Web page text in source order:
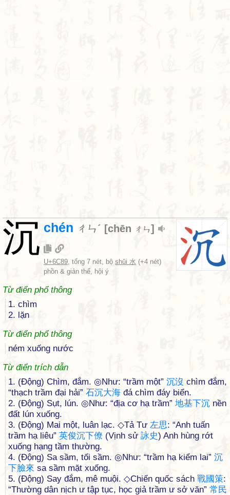
沉 chén ㄔㄣˊ [chēn ㄔㄣ]
U+6C89, tổng 7 nét, bộ shǔi 水 (+4 nét)
phồn & giản thể, hội ý
Từ điển phổ thông
1. chìm
2. lặn
Từ điển phổ thông
ném xuống nước
Từ điển trích dẫn
1. (Động) Chìm, đắm. ◎Như: “trầm một” 沉沒 chìm đắm,
“thạch trầm đại hải” 石沉大海 đá chìm đáy biển.
2. (Động) Sụt, lún. ◎Như: “địa cơ hạ trầm” 地基下沉 nền
đất lún xuống.
3. (Động) Mai một, luân lạc. ◇Tả Tư 左思: “Anh tuấn
trầm hạ liêu” 英俊沉下僚 (Vịnh sử 詠史) Anh hùng rớt
xuống hạng tầm thường.
4. (Động) Sa sầm, tối sầm. ◎Như: “trầm hạ kiểm lai” 沉
下臉來 sa sầm mặt xuống.
5. (Động) Say đắm, mê muội. ◇Chiến quốc sách 戰國策:
“Thường dân nịch ư tập tục, học giả trầm ư sở văn” 常 民